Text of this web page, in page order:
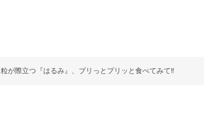
粒が際立つ『はるみ』、ブリっとプリッと食べてみて‼︎